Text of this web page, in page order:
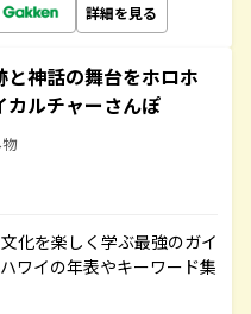
詳細を見る
神話の舞台をホロホ
ルチャーさんぽ
化を楽しく学ぶ最強のガイ
ワイの年表やキーワード集